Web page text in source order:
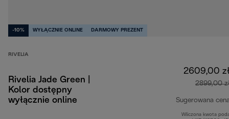
-10% WYŁĄCZNIE ONLINE DARMOWY PREZENT
RIVELIA
Rivelia Jade Green |
Kolor dostępny
wyłącznie online
2609,00
2899,00
Sugerowana
Wliczona kwota